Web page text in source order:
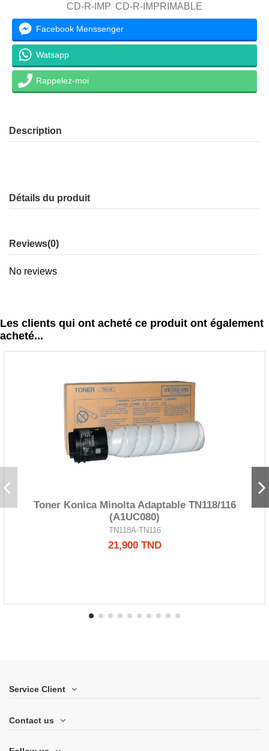
CD-R-IMP CD-R-IMPRIMABLE
Facebook Menssenger
Watsapp
Rappelez-moi
Description
Détails du produit
Reviews(0)
No reviews
Les clients qui ont acheté ce produit ont également
acheté...
Toner Konica Minolta Adaptable TN118/116
(A1UC080)
TN118A-TN116
21,900 TND
Service Client
Contact us